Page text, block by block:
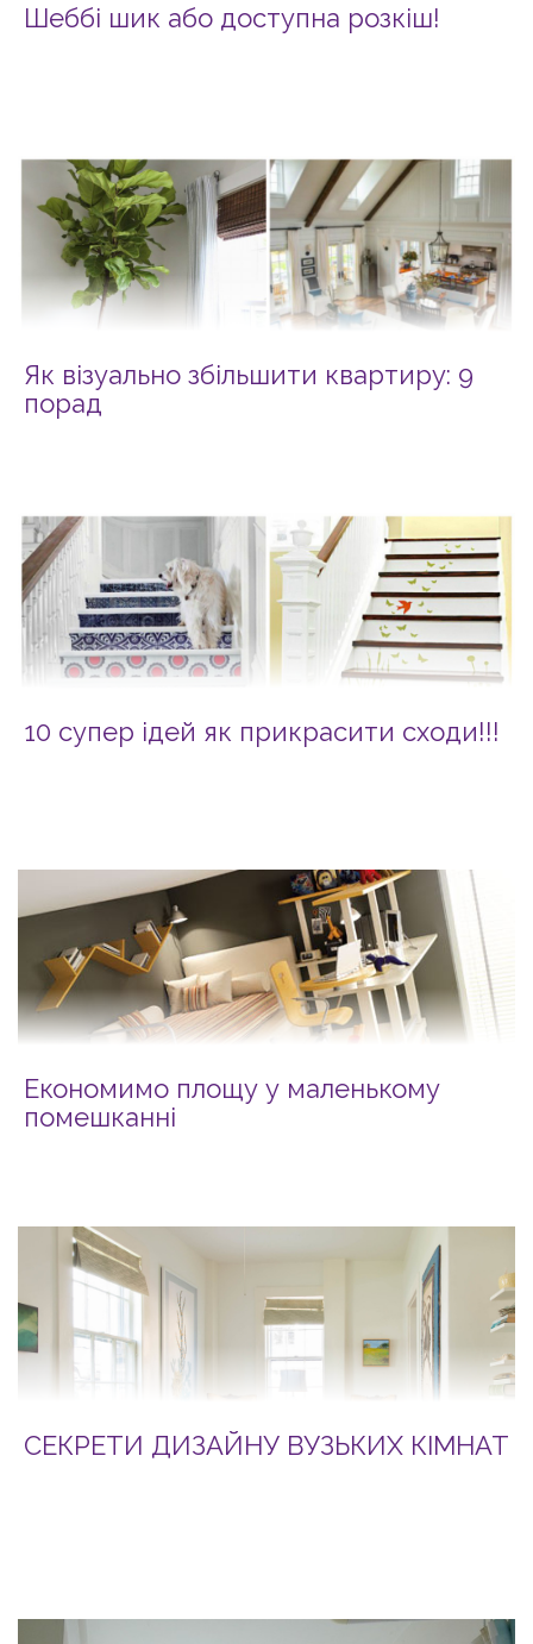
Шеббі шик або доступна розкіш!
Як візуально збільшити квартиру: 9
порад
10 супер ідей як прикрасити сходи!!!
Економимо площу у маленькому
помешканні
СЕКРЕТИ ДИЗАЙНУ ВУЗЬКИХ КІМНАТ